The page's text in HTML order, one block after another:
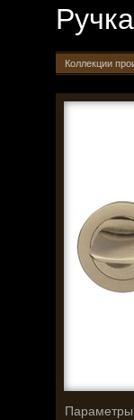
Коллекции
Параметры